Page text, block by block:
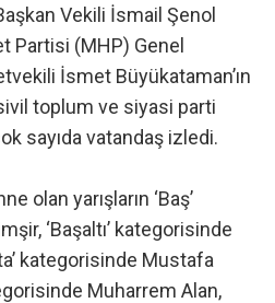
Vekili İsmail Şenol
Partisi (MHP) Genel
İsmet Büyükataman’ın
toplum ve siyasi parti
sayıda vatandaş izledi.
olan yarışların ‘Baş’
‘Başaltı’ kategorisinde
kategorisinde Mustafa
Muharrem Alan,